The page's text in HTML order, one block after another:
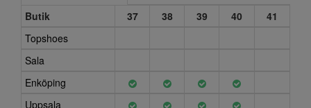
Butik
37 38 39 40
41
Topshoes
Sala
Enköping
Uppsala